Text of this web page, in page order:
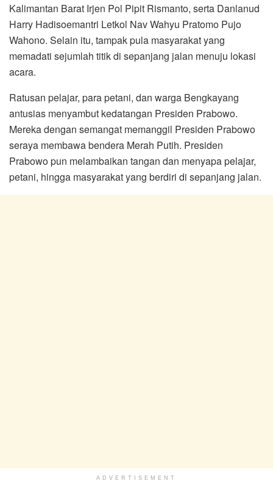
Kalimantan Barat Irjen Pol Pipit Rismanto, serta Danlanud
Harry Hadisoemantri Letkol Nav Wahyu Pratomo Pujo
Wahono. Selain itu, tampak pula masyarakat yang
memadati sejumlah titik di sepanjang jalan menuju lokasi
acara.
Ratusan pelajar, para petani, dan warga Bengkayang
antusias menyambut kedatangan Presiden Prabowo.
Mereka dengan semangat memanggil Presiden Prabowo
seraya membawa bendera Merah Putih. Presiden
Prabowo pun melambaikan tangan dan menyapa pelajar,
petani, hingga masyarakat yang berdiri di sepanjang jalan.
ADVERTISEMENT